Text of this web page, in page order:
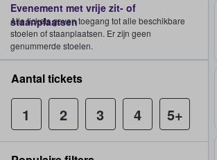
Evenement met vrije zit- of
staanplaatsen
Alle tickets geven toegang tot alle beschikbare
stoelen of staanplaatsen. Er zijn geen
genummerde stoelen.
Aantal tickets
1 2 3 4 5+